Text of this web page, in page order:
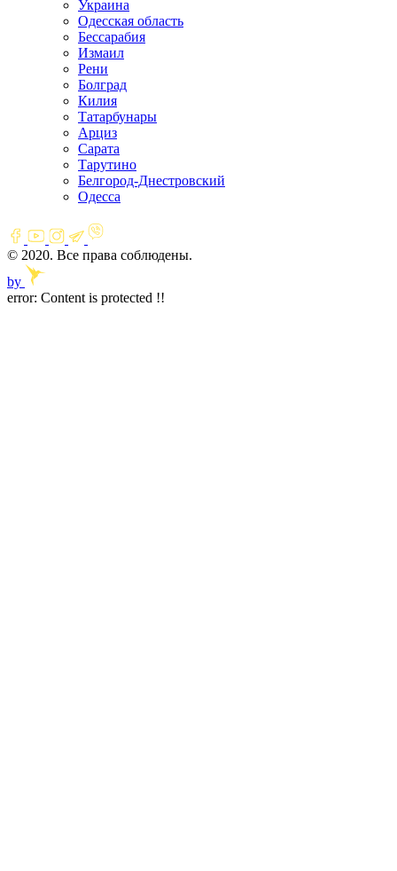
Украина
Одесская область
Бессарабия
Измаил
Рени
Болград
Килия
Татарбунары
Арциз
Сарата
Тарутино
Белгород-Днестровский
Одесса
© 2020. Все права соблюдены.
by
error: Content is protected !!